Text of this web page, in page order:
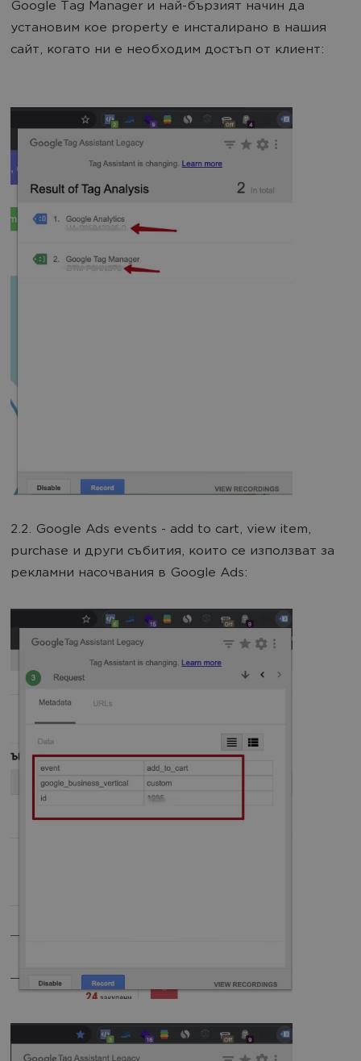
Google Tag Manager и най-бързият начин да
установим кое property е инсталирано в нашия
сайт, когато ни е необходим достъп от клиент:
2.2. Google Ads events - add to cart, view item,
purchase и други събития, които се използват за
рекламни насочвания в Google Ads: